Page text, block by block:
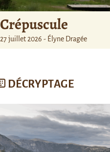
Crépuscule
27 juillet 2026 - Élyne Dragée
DÉCRYPTAGE